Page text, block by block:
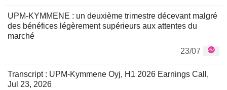
UPM-KYMMENE : un deuxième trimestre décevant malgré
des bénéfices légèrement supérieurs aux attentes du
marché
23/07
Transcript : UPM-Kymmene Oyj, H1 2026 Earnings Call,
Jul 23, 2026